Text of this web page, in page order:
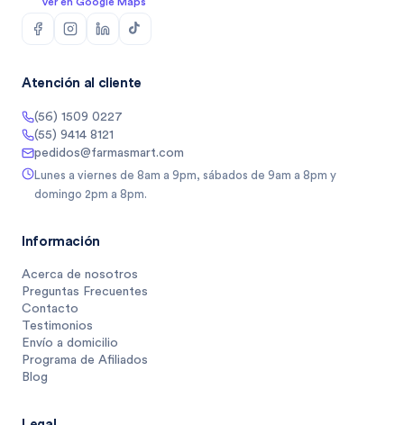
Ver en Google Maps
Atención al cliente
(56) 1509 0227
(55) 9414 8121
pedidos@farmasmart.com
Lunes a viernes de 8am a 9pm, sábados de 9am a 8pm y
domingo 2pm a 8pm.
Información
Acerca de nosotros
Preguntas Frecuentes
Contacto
Testimonios
Envío a domicilio
Programa de Afiliados
Blog